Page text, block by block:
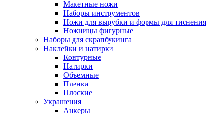
Макетные ножи
Наборы инструментов
Ножи для вырубки и формы для тиснения
Ножницы фигурные
Наборы для скрапбукинга
Наклейки и натирки
Контурные
Натирки
Объемные
Пленка
Плоские
Украшения
Анкеры